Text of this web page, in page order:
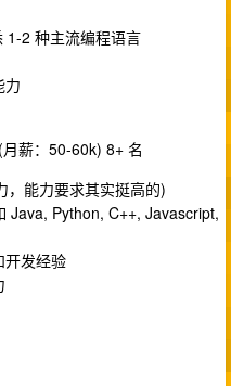
1-2 种主流编程语言
力
薪：50-60k) 8+ 名
，能力要求其实挺高的)
Java, Python, C++, Javascript,
开发经验